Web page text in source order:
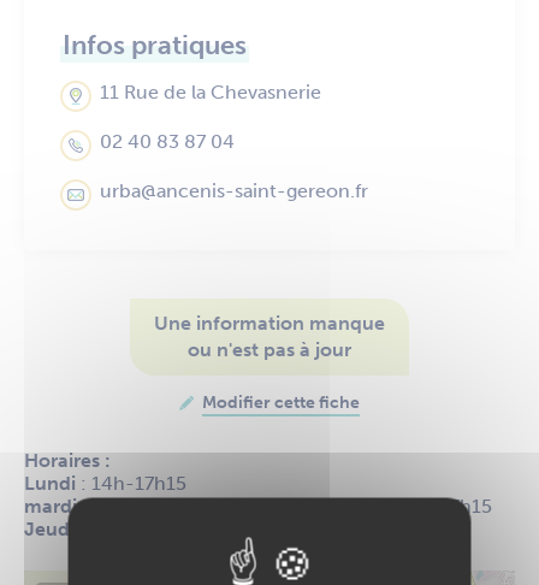
Infos pratiques
11 Rue de la Chevasnerie
02 40 83 87 04
urba@ancenis-saint-gereon.fr
Une information manque
ou n'est pas à jour
Modifier cette fiche
Horaires :
Lundi : 14h-17h15
mardi, mercredi et vendredi: 9h-12h30 / 14h-17h15
Jeudi